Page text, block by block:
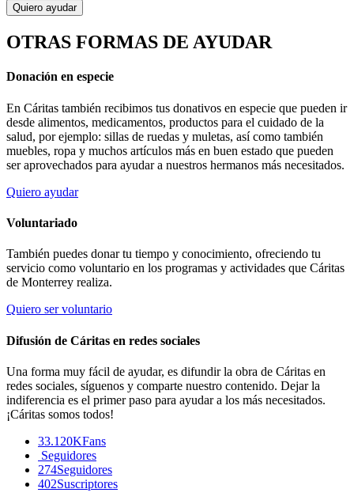
Quiero ayudar
OTRAS FORMAS DE AYUDAR
Donación en especie
En Cáritas también recibimos tus donativos en especie que pueden ir
desde alimentos, medicamentos, productos para el cuidado de la
salud, por ejemplo: sillas de ruedas y muletas, así como también
muebles, ropa y muchos artículos más en buen estado que pueden
ser aprovechados para ayudar a nuestros hermanos más necesitados.
Quiero ayudar
Voluntariado
También puedes donar tu tiempo y conocimiento, ofreciendo tu
servicio como voluntario en los programas y actividades que Cáritas
de Monterrey realiza.
Quiero ser voluntario
Difusión de Cáritas en redes sociales
Una forma muy fácil de ayudar, es difundir la obra de Cáritas en
redes sociales, síguenos y comparte nuestro contenido. Dejar la
indiferencia es el primer paso para ayudar a los más necesitados.
¡Cáritas somos todos!
33.120KFans
Seguidores
274Seguidores
402Suscriptores